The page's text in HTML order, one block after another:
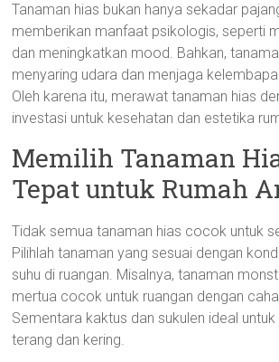
Tanaman hias bukan hanya sekadar
memberikan manfaat psikologis, seperti
dan meningkatkan mood. Bahkan,
menyaring udara dan menjaga
Oleh karena itu, merawat tanaman hias
investasi untuk kesehatan dan estetika
Memilih Tanaman
Tepat untuk Rumah
Tidak semua tanaman hias cocok untuk
Pilihlah tanaman yang sesuai dengan
suhu di ruangan. Misalnya, tanaman
mertua cocok untuk ruangan dengan
Sementara kaktus dan sukulen ideal
terang dan kering.